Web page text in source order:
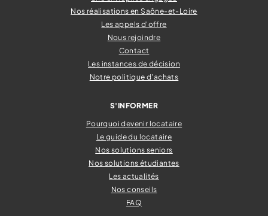
Nos réalisations en Saône-et-Loire
Les appels d'offre
Nous rejoindre
Contact
Les instances de décision
Notre politique d'achats
S'INFORMER
Pourquoi devenir locataire
Le guide du locataire
Nos solutions seniors
Nos solutions étudiantes
Les actualités
Nos conseils
FAQ